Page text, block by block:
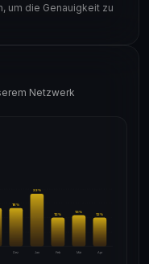
um die Genauigkeit zu
Netzwerk
Dez
16%
Jan
22%
Feb
12%
Mär
13%
Apr
12%